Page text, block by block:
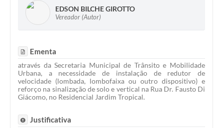
EDSON BILCHE GIROTTO
Vereador (Autor)
Ementa
através da Secretaria Municipal de Trânsito e Mobilidade
Urbana, a necessidade de instalação de redutor de
velocidade (lombada, lombofaixa ou outro dispositivo) e
reforço na sinalização de solo e vertical na Rua Dr. Fausto Di
Giácomo, no Residencial Jardim Tropical.
Justificativa